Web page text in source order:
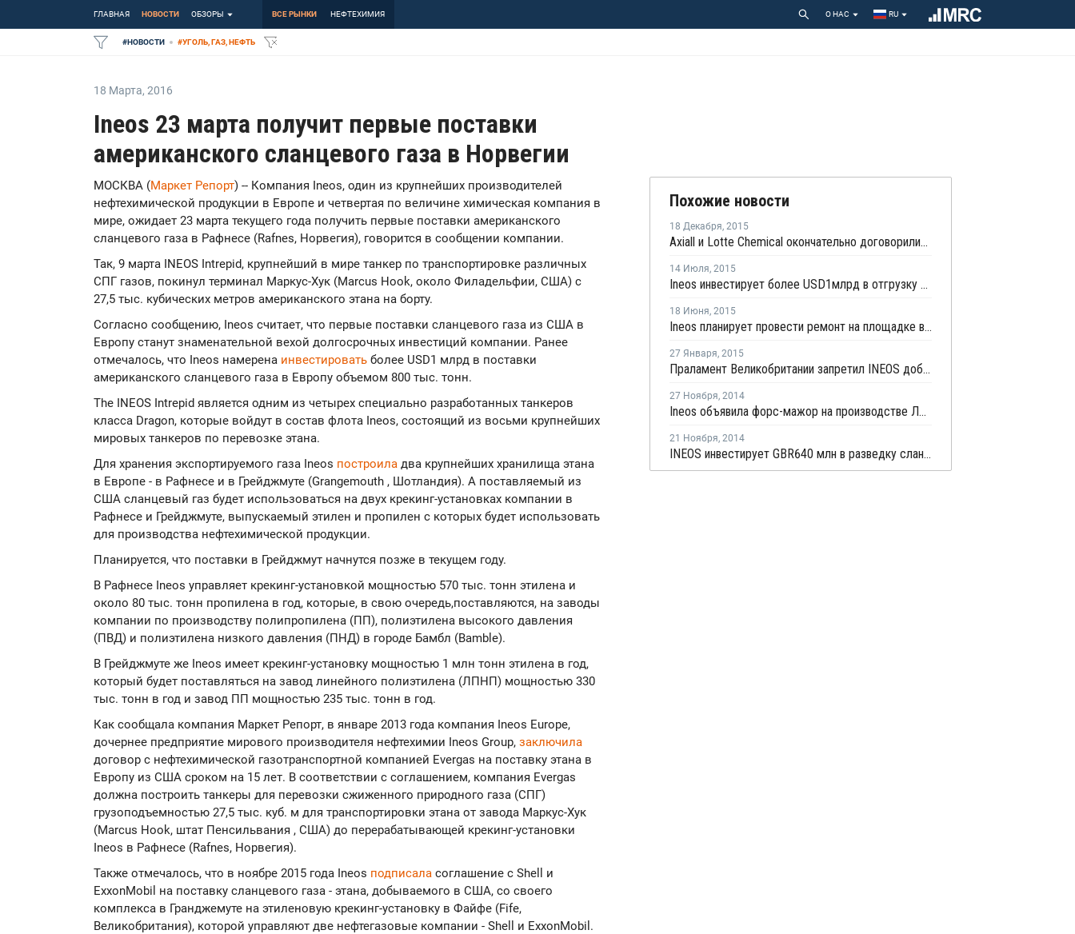
ГЛАВНАЯ НОВОСТИ ОБЗОРЫ ВСЕ РЫНКИ НЕФТЕХИМИЯ О НАС RU
#НОВОСТИ #УГОЛЬ, ГАЗ, НЕФТЬ
18 Марта, 2016
Ineos 23 марта получит первые поставки
американского сланцевого газа в Норвегии
МОСКВА (Маркет Репорт) -- Компания Ineos, один из крупнейших производителей
нефтехимической продукции в Европе и четвертая по величине химическая компания в
мире, ожидает 23 марта текущего года получить первые поставки американского
сланцевого газа в Рафнесе (Rafnes, Норвегия), говорится в сообщении компании.
Так, 9 марта INEOS Intrepid, крупнейший в мире танкер по транспортировке различных
СПГ газов, покинул терминал Маркус-Хук (Marcus Hook, около Филадельфии, США) с
27,5 тыс. кубических метров американского этана на борту.
Согласно сообщению, Ineos считает, что первые поставки сланцевого газа из США в
Европу станут знаменательной вехой долгосрочных инвестиций компании. Ранее
отмечалось, что Ineos намерена инвестировать более USD1 млрд в поставки
американского сланцевого газа в Европу объемом 800 тыс. тонн.
The INEOS Intrepid является одним из четырех специально разработанных танкеров
класса Dragon, которые войдут в состав флота Ineos, состоящий из восьми крупнейших
мировых танкеров по перевозке этана.
Для хранения экспортируемого газа Ineos построила два крупнейших хранилища этана
в Европе - в Рафнесе и в Грейджмуте (Grangemouth , Шотландия). А поставляемый из
США сланцевый газ будет использоваться на двух крекинг-установках компании в
Рафнесе и Грейджмуте, выпускаемый этилен и пропилен с которых будет использовать
для производства нефтехимической продукции.
Планируется, что поставки в Грейджмут начнутся позже в текущем году.
В Рафнесе Ineos управляет крекинг-установкой мощностью 570 тыс. тонн этилена и
около 80 тыс. тонн пропилена в год, которые, в свою очередь,поставляются, на заводы
компании по производству полипропилена (ПП), полиэтилена высокого давления
(ПВД) и полиэтилена низкого давления (ПНД) в городе Бамбл (Bamble).
В Грейджмуте же Ineos имеет крекинг-установку мощностью 1 млн тонн этилена в год,
который будет поставляться на завод линейного полиэтилена (ЛПНП) мощностью 330
тыс. тонн в год и завод ПП мощностью 235 тыс. тонн в год.
Как сообщала компания Маркет Репорт, в январе 2013 года компания Ineos Europe,
дочернее предприятие мирового производителя нефтехимии Ineos Group, заключила
договор с нефтехимической газотранспортной компанией Evergas на поставку этана в
Европу из США сроком на 15 лет. В соответствии с соглашением, компания Evergas
должна построить танкеры для перевозки сжиженного природного газа (СПГ)
грузоподъемностью 27,5 тыс. куб. м для транспортировки этана от завода Маркус-Хук
(Marcus Hook, штат Пенсильвания , США) до перерабатывающей крекинг-установки
Ineos в Рафнесе (Rafnes, Норвегия).
Также отмечалось, что в ноябре 2015 года Ineos подписала соглашение с Shell и
ExxonMobil на поставку сланцевого газа - этана, добываемого в США, со своего
комплекса в Гранджемуте на этиленовую крекинг-установку в Файфе (Fife,
Великобритания), которой управляют две нефтегазовые компании - Shell и ExxonMobil.
Похожие новости
18 Декабря, 2015
Axiall и Lotte Chemical окончательно договорились о строительстве крекинг-установки в Лейк-Чарльз
14 Июля, 2015
Ineos инвестирует более USD1млрд в отгрузку 800 тыс. тонн этана из США в Европу
18 Июня, 2015
Ineos планирует провести ремонт на площадке в Грейнджмуте в августе
27 Января, 2015
Праламент Великобритании запретил INEOS добычу сланцевого газа в стране
27 Ноября, 2014
Ineos объявила форс-мажор на производстве ЛПНП и ПНД в Великобритании
21 Ноября, 2014
INEOS инвестирует GBR640 млн в разведку сланцевого газа в Великобретании